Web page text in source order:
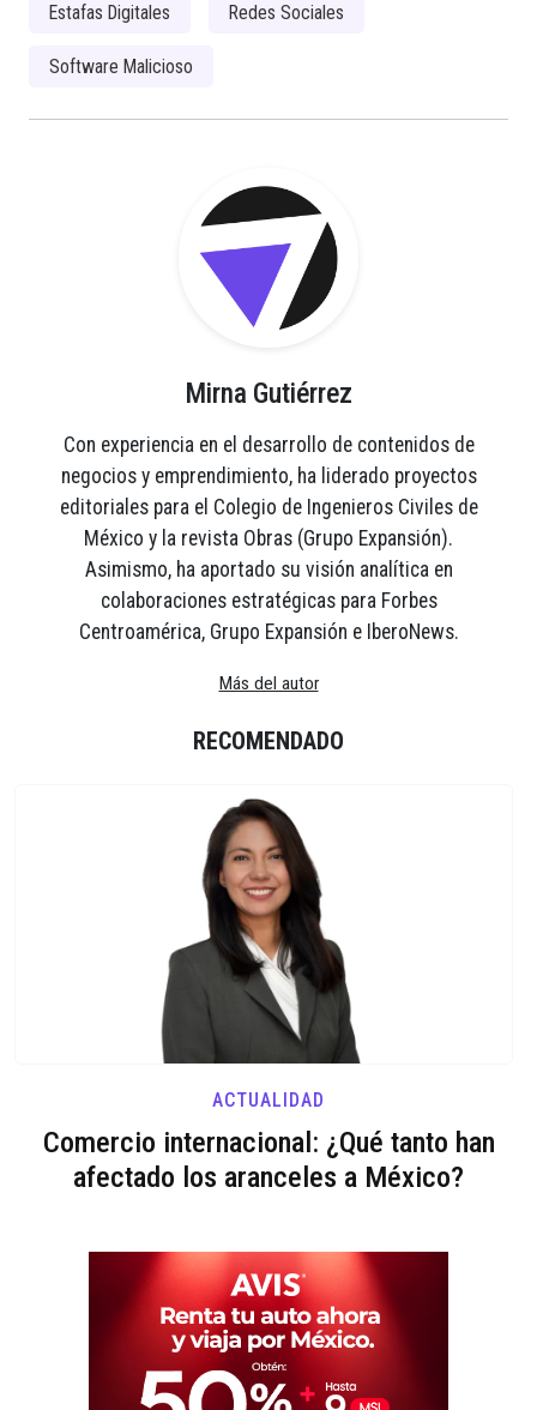
Estafas Digitales Redes Sociales
Software Malicioso
Mirna Gutiérrez
Con experiencia en el desarrollo de contenidos de
negocios y emprendimiento, ha liderado proyectos
editoriales para el Colegio de Ingenieros Civiles de
México y la revista Obras (Grupo Expansión).
Asimismo, ha aportado su visión analítica en
colaboraciones estratégicas para Forbes
Centroamérica, Grupo Expansión e IberoNews.
Más del autor
RECOMENDADO
ACTUALIDAD
Comercio internacional: ¿Qué tanto han
afectado los aranceles a México?